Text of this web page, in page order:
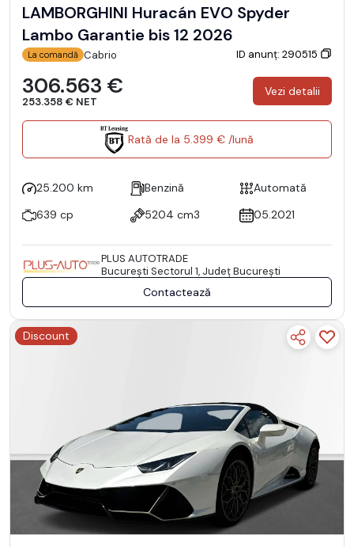
LAMBORGHINI Huracán EVO Spyder
Lambo Garantie bis 12 2026
La comandă Cabrio ID anunț: 290515
306.563 €
253.358 € NET
Vezi detalii
Rată de la 5.399 € /lună
25.200 km Benzină
Automată
639 cp
5204 cm3 05.2021
PLUS AUTOTRADE
Bucureşti Sectorul 1, Județ București
Contactează
Discount